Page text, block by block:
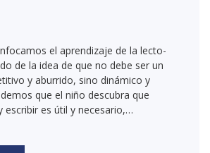
el aprendizaje de la lecto-
de la idea de que no debe ser un
y aburrido, sino dinámico y
que el niño descubra que
escribir es útil y necesario,…